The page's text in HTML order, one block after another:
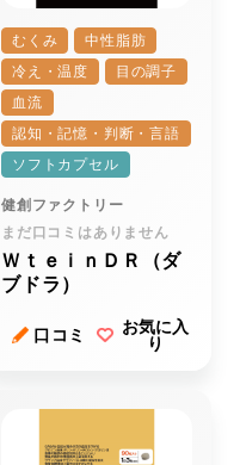
むくみ
中性脂肪
冷え・温度
目の調子
血流
認知・記憶・判断・言語
ソフトカプセル
健創ファクトリー
まだ口コミはありません
ＷｔｅｉｎＤＲ（ダ
ブドラ）
口コミ
お気に入
り